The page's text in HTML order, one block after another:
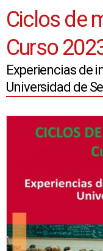
Ciclos de
Curso
Experiencias de
Universidad de